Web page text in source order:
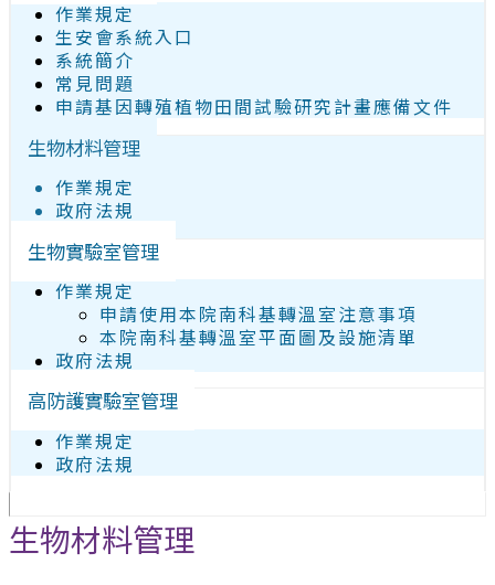
作業規定
生安會系統入口
系統簡介
常見問題
申請基因轉殖植物田間試驗研究計畫應備文件
生物材料管理
作業規定
政府法規
生物實驗室管理
作業規定
申請使用本院南科基轉溫室注意事項
本院南科基轉溫室平面圖及設施清單
政府法規
高防護實驗室管理
作業規定
政府法規
生物材料管理